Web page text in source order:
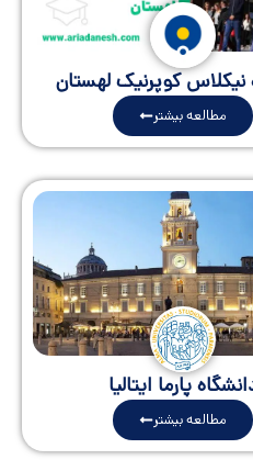
نیکلاس کوپرنیک لهستان
مطالعه بیشتر
پارما ایتالیا
مطالعه بیشتر